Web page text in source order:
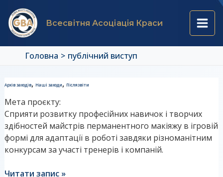
Перейти
до
вмісту
Всесвітня Асоціація Краси
Main
Головна публічний виступ
Архів заходів, Наші заходи, Післязвіти
Мета проєкту:
Сприяти розвитку професійних навичок і творчих
здібностей майстрів перманентного макіяжу в ігровій
формі для адаптації в роботі завдяки різноманітним
конкурсам за участі тренерів і компаній.
Звіт
освітньо-
ігрового
шоу
“Битва
стилів-2”
Читати запис »